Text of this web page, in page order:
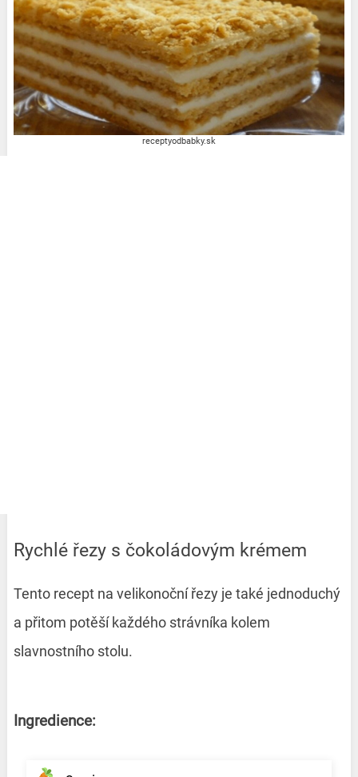
receptyodbabky.sk
Rychlé řezy s čokoládovým krémem
Tento recept na velikonoční řezy je také jednoduchý
a přitom potěší každého strávníka kolem
slavnostního stolu.
Ingredience: